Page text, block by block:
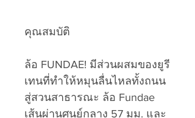
คุณสมบัติ
ล้อ FUNDAE! มีส่วนผสมของยูรี
เทนที่ทำให้หมุนลื่นไหลทั้งถนน
สู่สวนสาธารณะ ล้อ Fundae
เส้นผ่านศูนย์กลาง 57 มม. และ